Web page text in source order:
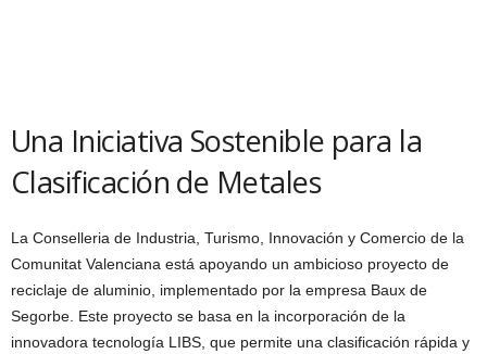
Una Iniciativa Sostenible para la
Clasificación de Metales
La Conselleria de Industria, Turismo, Innovación y Comercio de la
Comunitat Valenciana está apoyando un ambicioso proyecto de
reciclaje de aluminio, implementado por la empresa Baux de
Segorbe. Este proyecto se basa en la incorporación de la
innovadora tecnología LIBS, que permite una clasificación rápida y